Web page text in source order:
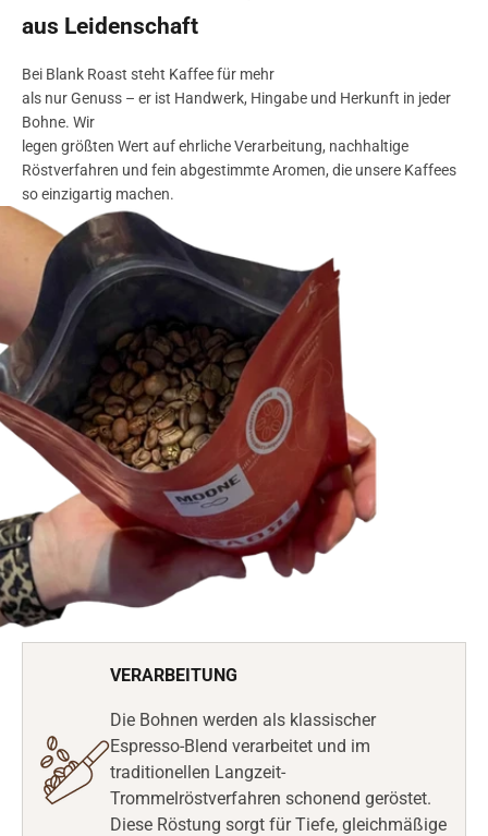
aus Leidenschaft
Bei Blank Roast steht Kaffee für mehr
als nur Genuss – er ist Handwerk, Hingabe und Herkunft in jeder
Bohne. Wir
legen größten Wert auf ehrliche Verarbeitung, nachhaltige
Röstverfahren und fein abgestimmte Aromen, die unsere Kaffees
so einzigartig machen.
VERARBEITUNG
Die Bohnen werden als klassischer
Espresso-Blend verarbeitet und im
traditionellen Langzeit-
Trommelröstverfahren schonend geröstet.
Diese Röstung sorgt für Tiefe, gleichmäßige